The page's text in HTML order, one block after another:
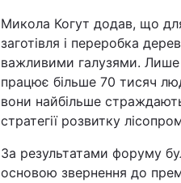
Микола Когут додав, що
заготівля і переробка
важливими галузями. Лише
працює більше 70 тисяч
вони найбільше
стратегії розвитку
За результатами форуму
основою звернення до